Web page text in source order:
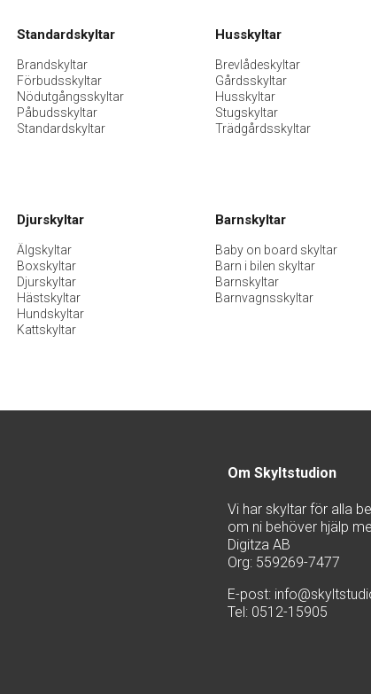
Standardskyltar
Brandskyltar
Förbudsskyltar
Nödutgångsskyltar
Påbudsskyltar
Standardskyltar
Husskyltar
Brevlådeskyltar
Gårdsskyltar
Husskyltar
Stugskyltar
Trädgårdsskyltar
Djurskyltar
Älgskyltar
Boxskyltar
Djurskyltar
Hästskyltar
Hundskyltar
Kattskyltar
Barnskyltar
Baby on board skyltar
Barn i bilen skyltar
Barnskyltar
Barnvagnsskyltar
Om Skyltstudion
Vi har skyltar för alla
om ni behöver hjälp
Digitza AB
Org: 559269-7477
E-post:
Tel: 0512-15905